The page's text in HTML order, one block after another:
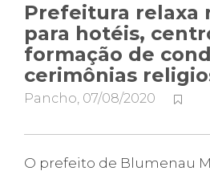
Prefeitura relaxa
para hotéis,
formação de
cerimônias
Pancho, 07/08/2020
O prefeito de Blumenau